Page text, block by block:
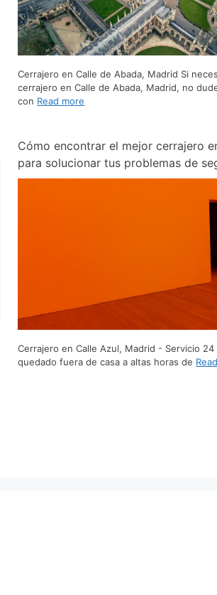
Cerrajero en Calle de Abada, Madrid Si
cerrajero en Calle de Abada, Madrid, no
con Read more
Cómo encontrar el mejor cerrajero
para solucionar tus problemas de
Cerrajero en Calle Azul, Madrid - Servicio 24
quedado fuera de casa a altas horas de